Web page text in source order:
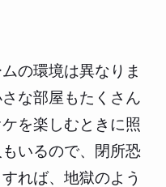
の環境は異なりま
な部屋もたくさん
を楽しむときに照
いるので、閉所恐
れば、地獄のよう